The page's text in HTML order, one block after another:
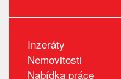
Inzeráty
Nemovitosti
Nabídka práce